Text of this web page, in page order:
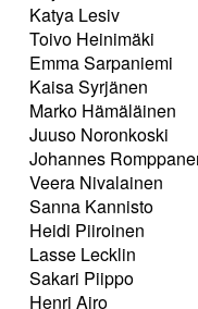
Katya Lesiv
Toivo Heinimäki
Emma Sarpaniemi
Kaisa Syrjänen
Marko Hämäläinen
Juuso Noronkoski
Johannes
Veera Nivalainen
Sanna Kannisto
Heidi Piiroinen
Lasse Lecklin
Sakari Piippo
Henri Airo